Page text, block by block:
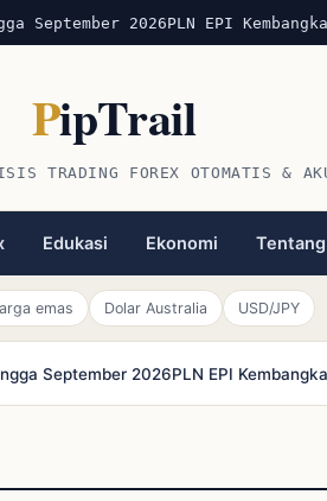
September 2026PLN EPI
PipTrail
TRADING FOREX OTOMATIS &
Edukasi Ekonomi
emas Dolar Australia USD/JPY
September 2026PLN EPI